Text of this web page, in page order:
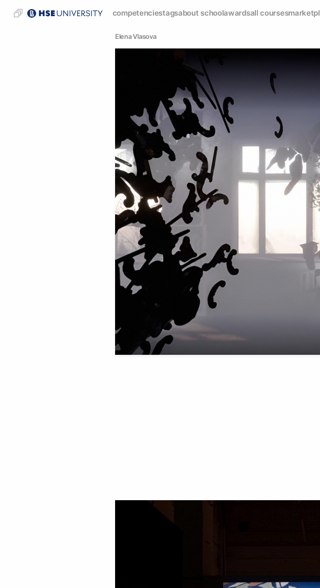
competenciestagsabout schoolawardsall courses
Elena Vlasova